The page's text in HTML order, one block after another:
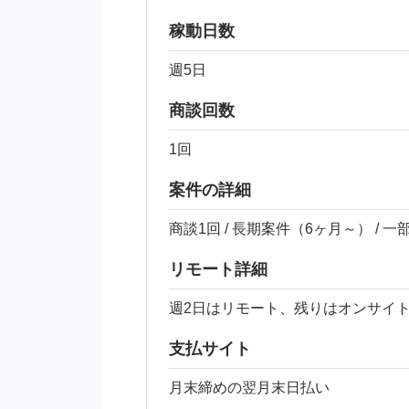
稼動日数
週5日
商談回数
1回
案件の詳細
商談1回 / 長期案件（6ヶ月～） / 一
リモート詳細
週2日はリモート、残りはオンサイト
支払サイト
月末締めの翌月末日払い